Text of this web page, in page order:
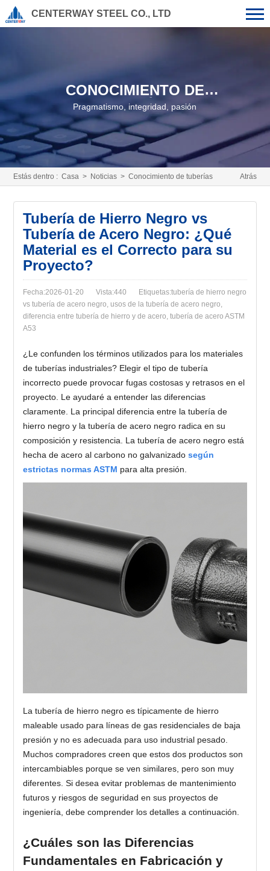
CENTERWAY STEEL CO., LTD
CONOCIMIENTO DE
TUBERÍAS
Pragmatismo, integridad, pasión
Atrás
Estás dentro :Casa > Noticias >Conocimiento de tuberías
Tubería de Hierro Negro vs
Tubería de Acero Negro: ¿Qué
Material es el Correcto para su
Proyecto?
Fecha:2026-01-20 Vista:440
Etiquetas:tubería de hierro negro
vs tubería de acero negro, usos de la tubería de acero negro,
diferencia entre tubería de hierro y de acero, tubería de acero ASTM
A53
¿Le confunden los términos utilizados para los materiales
de tuberías industriales? Elegir el tipo de tubería
incorrecto puede provocar fugas costosas y retrasos en el
proyecto. Le ayudaré a entender las diferencias
claramente. La principal diferencia entre la tubería de
hierro negro y la tubería de acero negro radica en su
composición y resistencia. La tubería de acero negro está
hecha de acero al carbono no galvanizadosegún
estrictas normas ASTM para alta presión.
La tubería de hierro negro es típicamente de hierro
maleable usado para líneas de gas residenciales de baja
presión y no es adecuada para uso industrial pesado.
Muchos compradores creen que estos dos productos son
intercambiables porque se ven similares, pero son muy
diferentes. Si desea evitar problemas de mantenimiento
futuros y riesgos de seguridad en sus proyectos de
ingeniería, debe comprender los detalles a continuación.
¿Cuáles son las Diferencias
Fundamentales en Fabricación y